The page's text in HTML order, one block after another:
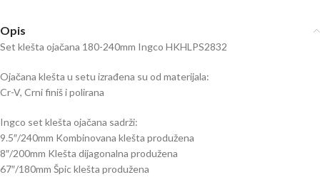
Opis
Set klešta ojačana 180-240mm Ingco HKHLPS2832
Ojačana klešta u setu izrađena su od materijala:
Cr-V, Crni finiš i polirana
Ingco set klešta ojačana sadrži:
9.5″/240mm Kombinovana klešta produžena
8″/200mm Klešta dijagonalna produžena
67″/180mm Špic klešta produžena